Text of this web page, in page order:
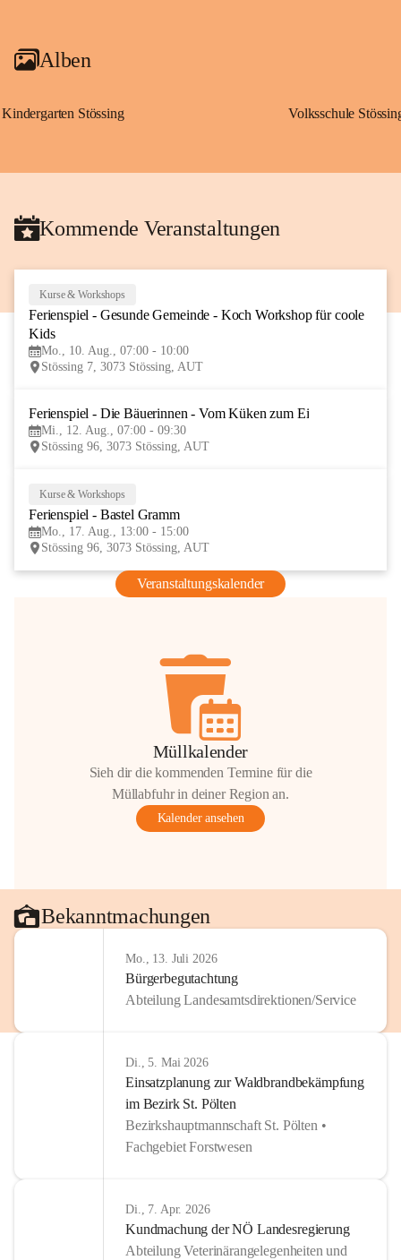
Alben
Kindergarten Stössing Volksschule
Kommende Veranstaltungen
AUG
Kurse & Workshops
Ferienspiel - Gesunde Gemeinde - Koch Workshop für coole
Kids
Mo., 10. Aug., 07:00 - 10:00
Stössing 7, 3073 Stössing, AUT
Ferienspiel - Die Bäuerinnen - Vom Küken zum Ei
Mi., 12. Aug., 07:00 - 09:30
Stössing 96, 3073 Stössing, AUT
Kurse & Workshops
Ferienspiel - Bastel Gramm
Mo., 17. Aug., 13:00 - 15:00
Stössing 96, 3073 Stössing, AUT
Veranstaltungskalender
Müllkalender
Sieh dir die kommenden Termine für die
Müllabfuhr in deiner Region an.
Kalender ansehen
Bekanntmachungen
Mo., 13. Juli 2026
Bürgerbegutachtung
Abteilung Landesamtsdirektionen/Service
Di., 5. Mai 2026
Einsatzplanung zur Waldbrandbekämpfung
im Bezirk St. Pölten
Bezirkshauptmannschaft St. Pölten •
Fachgebiet Forstwesen
Di., 7. Apr. 2026
Kundmachung der NÖ Landesregierung
Abteilung Veterinärangelegenheiten und